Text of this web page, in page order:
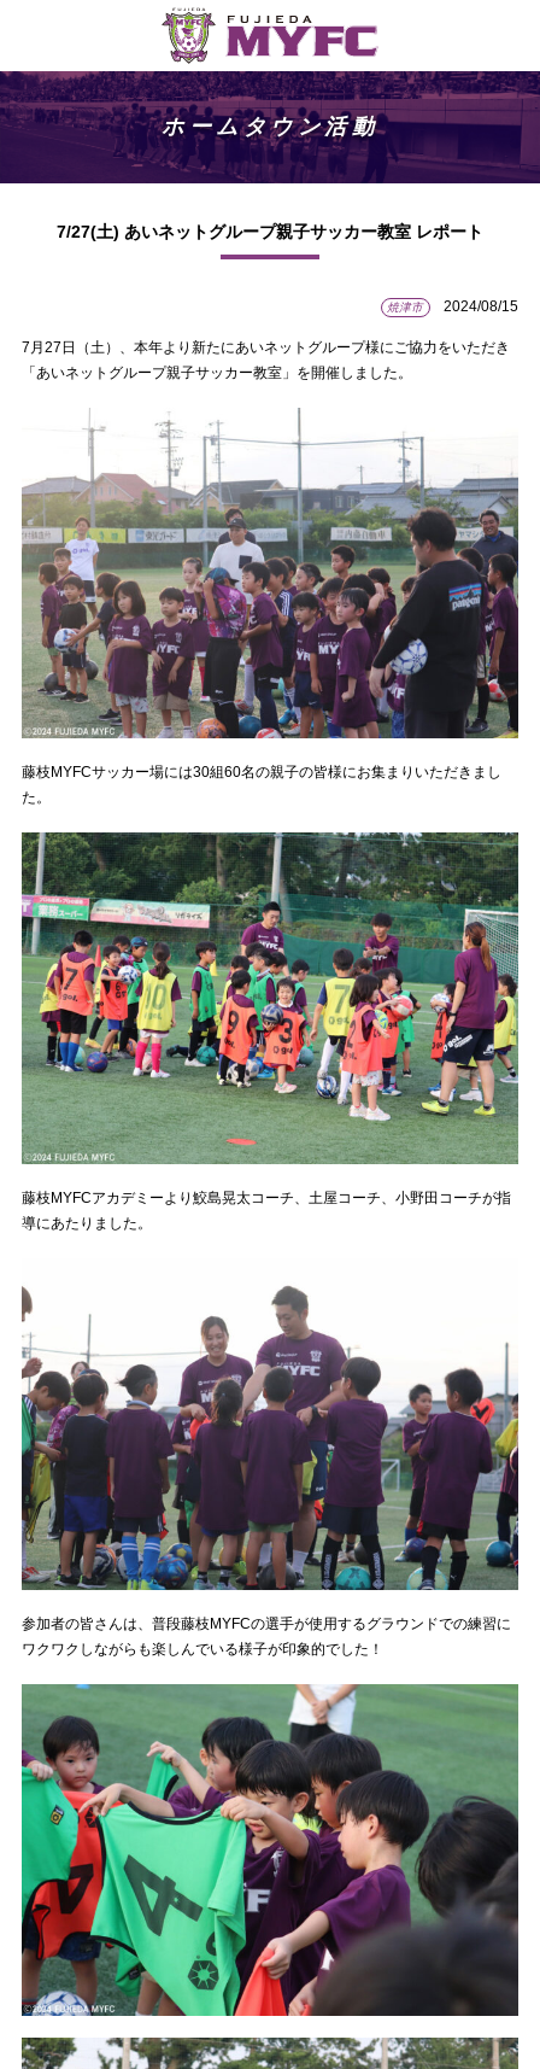
ホームタウン活動
7/27(土) あいネットグループ親子サッカー教室 レポート
焼津市 2024/08/15
7月27日（土）、本年より新たにあいネットグループ様にご協力をいただき
「あいネットグループ親子サッカー教室」を開催しました。
藤枝MYFCサッカー場には30組60名の親子の皆様にお集まりいただきまし
た。
藤枝MYFCアカデミーより鮫島晃太コーチ、土屋コーチ、小野田コーチが指
導にあたりました。
参加者の皆さんは、普段藤枝MYFCの選手が使用するグラウンドでの練習に
ワクワクしながらも楽しんでいる様子が印象的でした！